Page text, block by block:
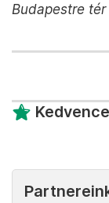
Budapestre tér